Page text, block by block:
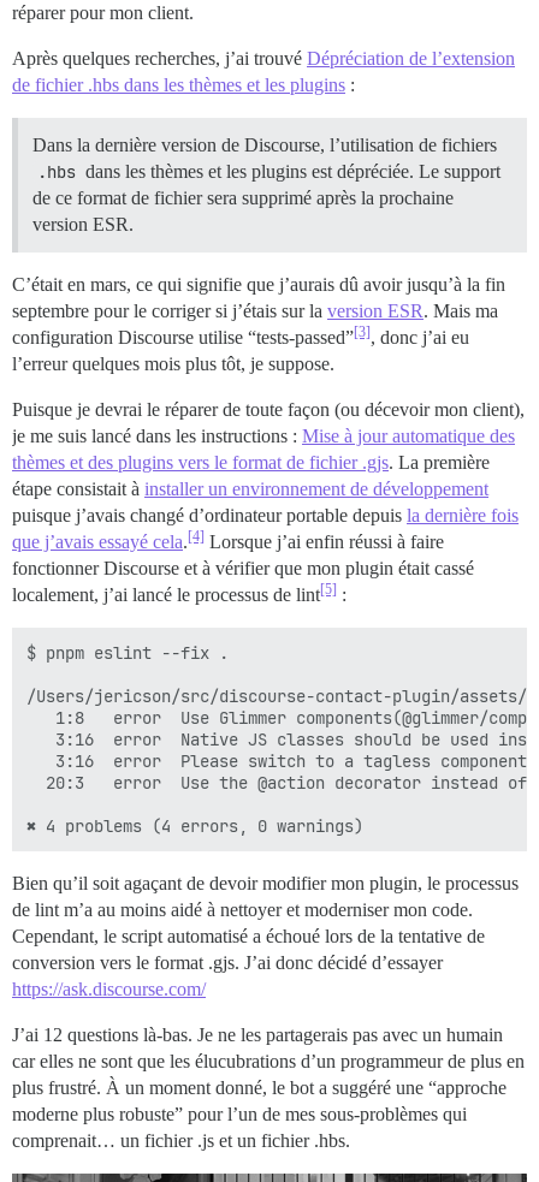
réparer pour mon client.
Après quelques recherches, j’ai trouvé Dépréciation de l’extension
de fichier .hbs dans les thèmes et les plugins :
Dans la dernière version de Discourse, l’utilisation de fichiers
.hbs dans les thèmes et les plugins est dépréciée. Le support
de ce format de fichier sera supprimé après la prochaine
version ESR.
C’était en mars, ce qui signifie que j’aurais dû avoir jusqu’à la fin
septembre pour le corriger si j’étais sur la version ESR. Mais ma
configuration Discourse utilise “tests-passed”[3], donc j’ai eu
l’erreur quelques mois plus tôt, je suppose.
Puisque je devrai le réparer de toute façon (ou décevoir mon client),
je me suis lancé dans les instructions : Mise à jour automatique des
thèmes et des plugins vers le format de fichier .gjs. La première
étape consistait à installer un environnement de développement
puisque j’avais changé d’ordinateur portable depuis la dernière fois
que j’avais essayé cela.[4] Lorsque j’ai enfin réussi à faire
fonctionner Discourse et à vérifier que mon plugin était cassé
localement, j’ai lancé le processus de lint[5] :
$ pnpm eslint --fix .
/Users/jericson/src/discourse-contact-plugin/assets/
1:8   error  Use Glimmer components(@glimmer/
3:16  error  Native JS classes should be used
3:16  error  Please switch to a tagless
20:3   error  Use the @action decorator instead
Bien qu’il soit agaçant de devoir modifier mon plugin, le processus
de lint m’a au moins aidé à nettoyer et moderniser mon code.
Cependant, le script automatisé a échoué lors de la tentative de
conversion vers le format .gjs. J’ai donc décidé d’essayer
https://ask.discourse.com/
J’ai 12 questions là-bas. Je ne les partagerais pas avec un humain
car elles ne sont que les élucubrations d’un programmeur de plus en
plus frustré. À un moment donné, le bot a suggéré une “approche
moderne plus robuste” pour l’un de mes sous-problèmes qui
comprenait… un fichier .js et un fichier .hbs.